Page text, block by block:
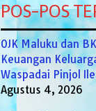
POS-POS
OJK Maluku dan
Keuangan
Waspadai Pinjol
Agustus 4, 2026